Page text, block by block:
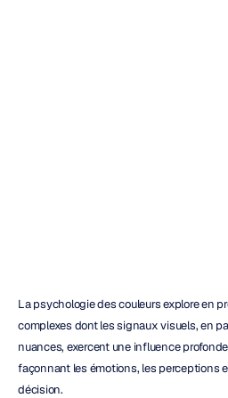
La psychologie des couleurs explore en
complexes dont les signaux visuels, en
nuances, exercent une influence
façonnant les émotions, les perceptions
décision.